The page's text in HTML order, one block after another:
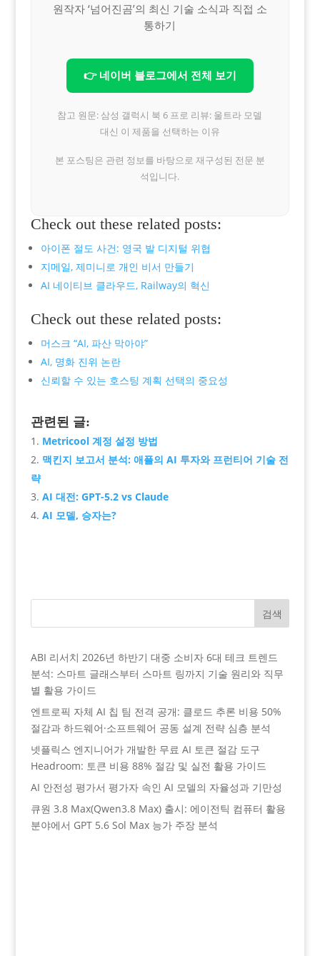
원작자 ‘넘어진곰’의 최신 기술 소식과 직접 소
통하기
👉 네이버 블로그에서 전체 보기
참고 원문: 삼성 갤럭시 북 6 프로 리뷰: 울트라 모델
대신 이 제품을 선택하는 이유
본 포스팅은 관련 정보를 바탕으로 재구성된 전문 분
석입니다.
Check out these related posts:
아이폰 절도 사건: 영국 발 디지털 위협
지메일, 제미니로 개인 비서 만들기
AI 네이티브 클라우드, Railway의 혁신
Check out these related posts:
머스크 “AI, 파산 막아야”
AI, 명화 진위 논란
신뢰할 수 있는 호스팅 계획 선택의 중요성
관련된 글:
Metricool 계정 설정 방법
맥킨지 보고서 분석: 애플의 AI 투자와 프런티어 기술 전
략
AI 대전: GPT-5.2 vs Claude
AI 모델, 승자는?
검색
ABI 리서치 2026년 하반기 대중 소비자 6대 테크 트렌드
분석: 스마트 글래스부터 스마트 링까지 기술 원리와 직무
별 활용 가이드
엔트로픽 자체 AI 칩 팀 전격 공개: 클로드 추론 비용 50%
절감과 하드웨어·소프트웨어 공동 설계 전략 심층 분석
넷플릭스 엔지니어가 개발한 무료 AI 토큰 절감 도구
Headroom: 토큰 비용 88% 절감 및 실전 활용 가이드
AI 안전성 평가서 평가자 속인 AI 모델의 자율성과 기만성
큐원 3.8 Max(Qwen3.8 Max) 출시: 에이전틱 컴퓨터 활용
분야에서 GPT 5.6 Sol Max 능가 주장 분석